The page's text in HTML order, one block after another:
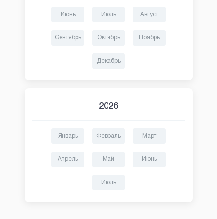
Июнь Июль Август
Сентябрь Октябрь Ноябрь
Декабрь
2026
Январь Февраль Март
Апрель Май Июнь
Июль